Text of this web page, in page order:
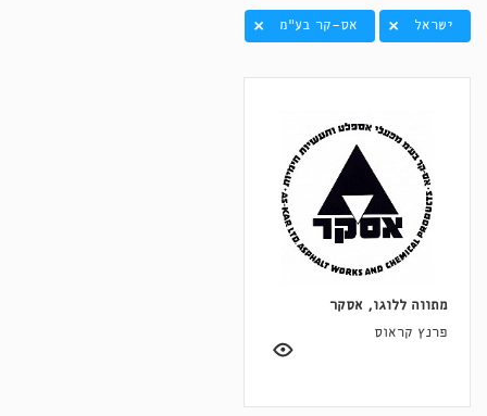
ישראל אס-קר בע"מ
מתווה ללוגו, אסקר
פרנץ קראוס